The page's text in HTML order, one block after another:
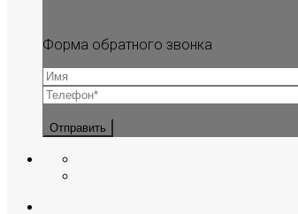
Форма обратного звонка